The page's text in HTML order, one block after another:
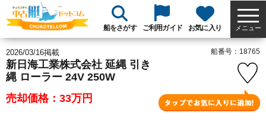
船をさがす ご利用ガイド お気に入り メニュー
2026/03/16掲載
新日海工業株式会社 延縄 引き
縄 ローラー 24V 250W
売却価格：33万円
船番号：18765